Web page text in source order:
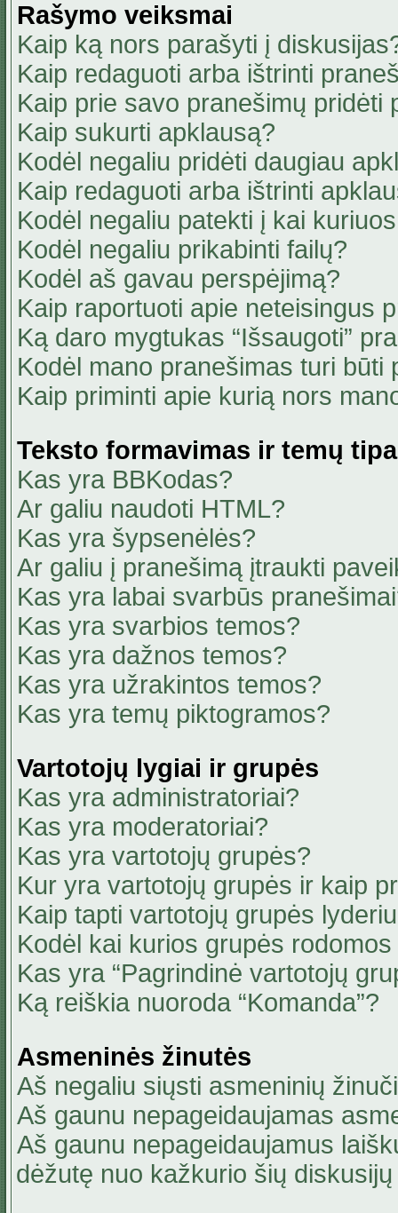
Rašymo veiksmai
Kaip ką nors parašyti į
Kaip redaguoti arba ištrinti
Kaip prie savo pranešimų pridėti
Kaip sukurti apklausą?
Kodėl negaliu pridėti daugiau
Kaip redaguoti arba ištrinti
Kodėl negaliu patekti į kai
Kodėl negaliu prikabinti failų?
Kodėl aš gavau perspėjimą?
Kaip raportuoti apie neteisingus
Ką daro mygtukas “Išsaugoti”
Kodėl mano pranešimas turi būti
Kaip priminti apie kurią nors
Teksto formavimas ir temų
Kas yra BBKodas?
Ar galiu naudoti HTML?
Kas yra šypsenėlės?
Ar galiu į pranešimą įtraukti
Kas yra labai svarbūs
Kas yra svarbios temos?
Kas yra dažnos temos?
Kas yra užrakintos temos?
Kas yra temų piktogramos?
Vartotojų lygiai ir grupės
Kas yra administratoriai?
Kas yra moderatoriai?
Kas yra vartotojų grupės?
Kur yra vartotojų grupės ir kaip
Kaip tapti vartotojų grupės
Kodėl kai kurios grupės
Kas yra “Pagrindinė vartotojų
Ką reiškia nuoroda “Komanda”?
Asmeninės žinutės
Aš negaliu siųsti asmeninių
Aš gaunu nepageidaujamas
Aš gaunu nepageidaujamus
dėžutę nuo kažkurio šių